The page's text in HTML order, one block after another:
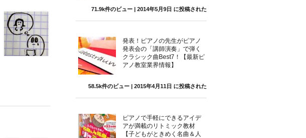
71.9k件のビュー | 2014年5月9日 に投稿された
発表！ピアノの先生がピアノ
発表会の「講師演奏」で弾く
クラシック曲Best7！【最新ピ
アノ教室業界情報】
58.5k件のビュー | 2015年4月11日 に投稿された
ピアノで手軽にできるアイデ
アが満載のリトミック教材
【子どもがときめく名曲＆人